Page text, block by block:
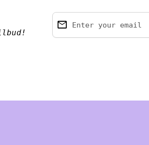
Enter your email
email